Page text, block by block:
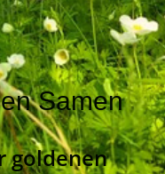
Samen
goldenen